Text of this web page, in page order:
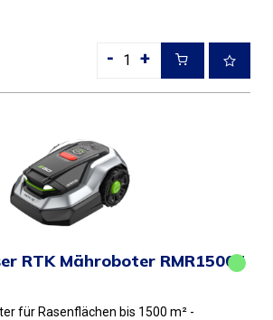
- +
RTK Mähroboter RMR1500E
für Rasenflächen bis 1500 m² -